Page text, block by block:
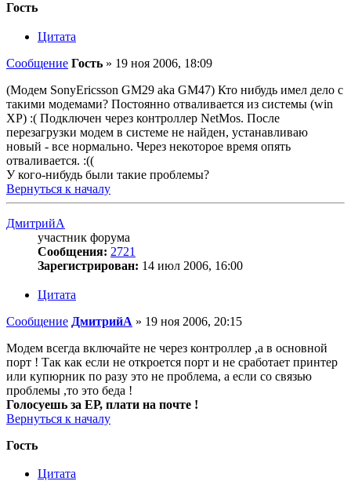
Гость
Цитата
Сообщение Гость » 19 ноя 2006, 18:09
(Модем SonyEricsson GM29 aka GM47) Кто нибудь имел дело с
такими модемами? Постоянно отваливается из системы (win
XP) :( Подключен через контроллер NetMos. После
перезагрузки модем в системе не найден, устанавливаю
новый - все нормально. Через некоторое время опять
отваливается. :((
У кого-нибудь были такие проблемы?
Вернуться к началу
ДмитрийА
участник форума
Сообщения: 2721
Зарегистрирован: 14 июл 2006, 16:00
Цитата
Сообщение ДмитрийА » 19 ноя 2006, 20:15
Модем всегда включайте не через контроллер ,а в основной
порт ! Так как если не откроется порт и не сработает принтер
или купюрник по разу это не проблема, а если со связью
проблемы ,то это беда !
Голосуешь за ЕР, плати на почте !
Вернуться к началу
Гость
Цитата